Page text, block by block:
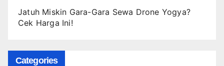
Jatuh Miskin Gara-Gara Sewa Drone Yogya?
Cek Harga Ini!
Categories